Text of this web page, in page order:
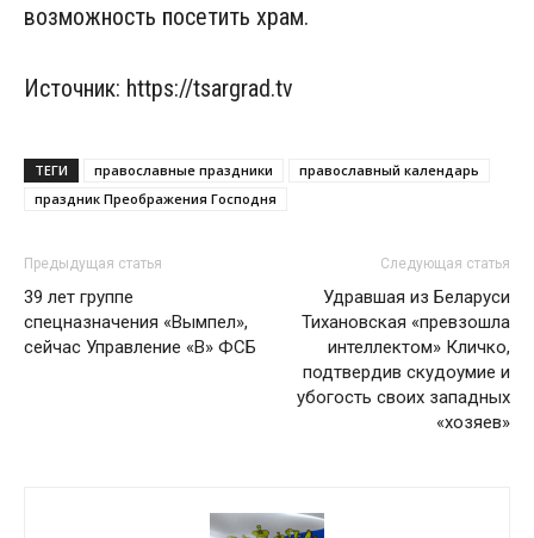
возможность посетить храм.
Источник: https://tsargrad.tv
ТЕГИ православные праздники
православный календарь
праздник Преображения Господня
Предыдущая статья
39 лет группе
спецназначения «Вымпел»,
сейчас Управление «В» ФСБ
Следующая статья
Удравшая из Беларуси
Тихановская «превзошла
интеллектом» Кличко,
подтвердив скудоумие и
убогость своих западных
«хозяев»